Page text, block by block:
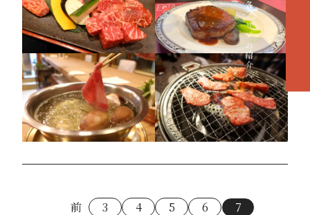
地元民おすすめ！美味しい「飛騨牛」レストラン取材
記
前 3 4 5 6 7
各エリアの紹介へ